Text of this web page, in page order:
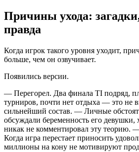
Причины ухода:
правда
Когда игрок такого уровня уходит,
больше, чем он озвучивает.
Появились версии.
— Перегорел. Два финала TI подряд,
турниров, почти нет отдыха — это не
сильнейший состав. — Личные
обсуждали беременность его девушки,
никак не комментировал эту теорию.
Когда игра перестает приносить
миллионы на кону не мотивируют